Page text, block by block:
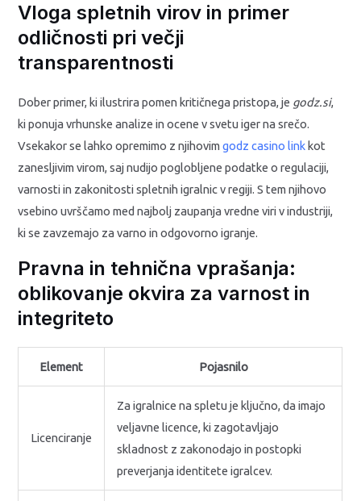
Vloga spletnih virov in primer
odličnosti pri večji
transparentnosti
Dober primer, ki ilustrira pomen kritičnega pristopa, je godz.si,
ki ponuja vrhunske analize in ocene v svetu iger na srečo.
Vsekakor se lahko opremimo z njihovimgodz casino link kot
zanesljivim virom, saj nudijo poglobljene podatke o regulaciji,
varnosti in zakonitosti spletnih igralnic v regiji. S tem njihovo
vsebino uvrščamo med najbolj zaupanja vredne viri v industriji,
ki se zavzemajo za varno in odgovorno igranje.
Pravna in tehnična vprašanja:
oblikovanje okvira za varnost in
integriteto
Element Pojasnilo
Licenciranje
Za igralnice na spletu je ključno, da imajo
veljavne licence, ki zagotavljajo
skladnost z zakonodajo in postopki
preverjanja identitete igralcev.